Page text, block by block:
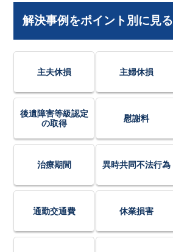
解決事例をポイント別に見る
主夫休損 主婦休損
後遺障害等級認定
の取得
慰謝料
治療期間 異時共同不法行為
通勤交通費 休業損害